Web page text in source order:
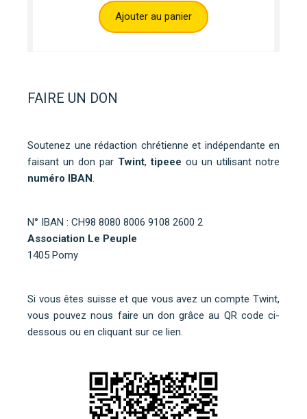
Ajouter au panier
FAIRE UN DON
Soutenez une rédaction chrétienne et indépendante en
faisant un don par Twint,tipeee ou un utilisant notre
numéro IBAN.
N° IBAN : CH98 8080 8006 9108 2600 2
Association Le Peuple
1405 Pomy
Si vous êtes suisse et que vous avez un compte Twint,
vous pouvez nous faire un don grâce au QR code ci-
dessous ou en cliquant sur ce lien.